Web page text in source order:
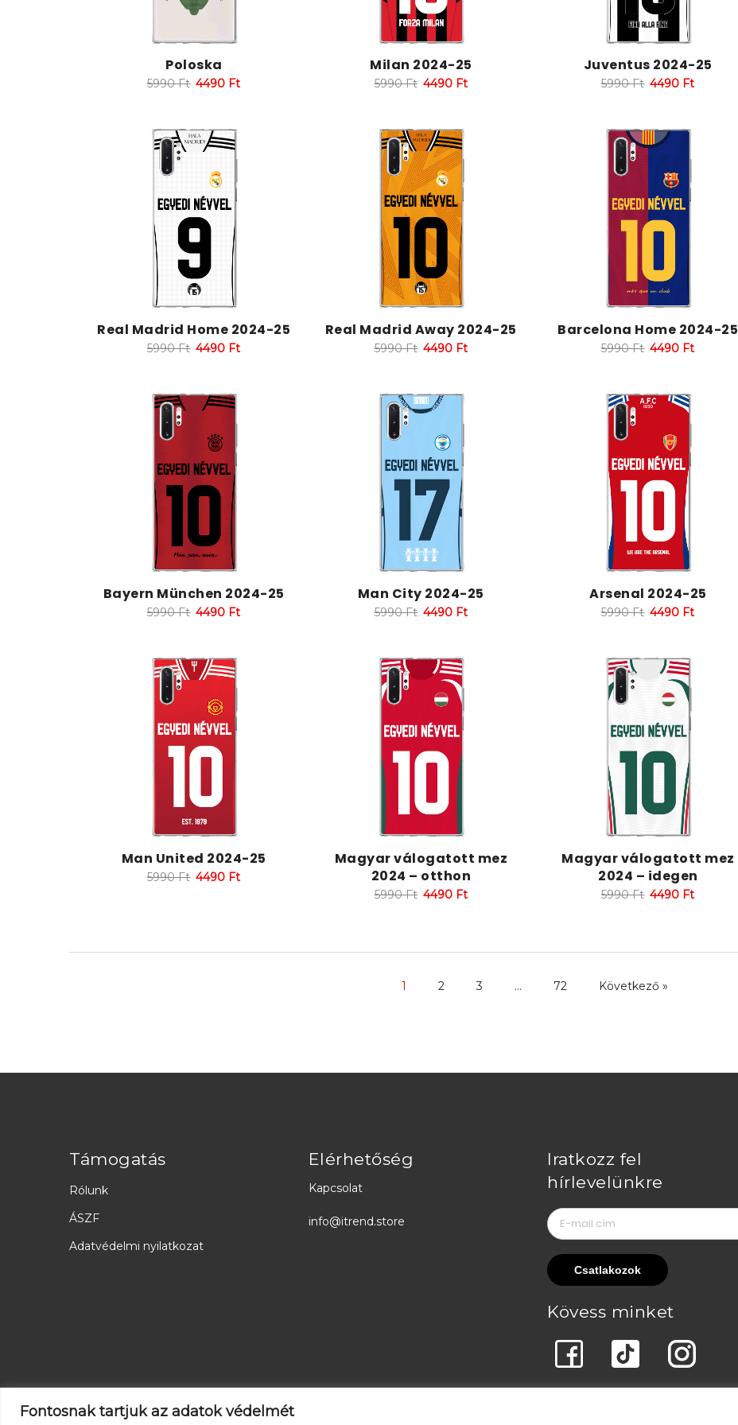
Fontosnak tartjuk az adatok védelmét
Poloska
5990Ft 4490 Ft
Milan 2024-25
5990Ft 4490 Ft
Juventus 2024-25
5990Ft 4490 Ft
Real Madrid Home 2024-25
5990Ft 4490 Ft
Real Madrid Away 2024-25
5990Ft 4490 Ft
Barcelona Home 2024-25
5990Ft 4490 Ft
Bayern München 2024-25
5990Ft 4490 Ft
Man City 2024-25
5990Ft 4490 Ft
Arsenal 2024-25
5990Ft 4490 Ft
Man United 2024-25
5990Ft 4490 Ft
Magyar válogatott mez
2024 – otthon
5990Ft 4490 Ft
Magyar válogatott mez
2024 – idegen
5990Ft 4490 Ft
1 2 3 … 72 Következő »
Támogatás
Rólunk
ÁSZF
Adatvédelmi nyilatkozat
Elérhetőség
Kapcsolat
info@itrend.store
Iratkozz fel
hírlevelünkre
Kövess minket